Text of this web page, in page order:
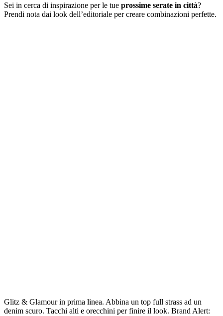
Sei in cerca di inspirazione per le tue prossime serate in città?
Prendi nota dai look dell’editoriale per creare combinazioni perfette.
Glitz & Glamour in prima linea. Abbina un top full strass ad un
denim scuro. Tacchi alti e orecchini per finire il look. Brand Alert: